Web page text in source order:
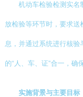
机动车检验检测实名
放检验等环节时，要求
息，并通过系统进行核
的“人、车、证”合一，确
实施背景与主要目标